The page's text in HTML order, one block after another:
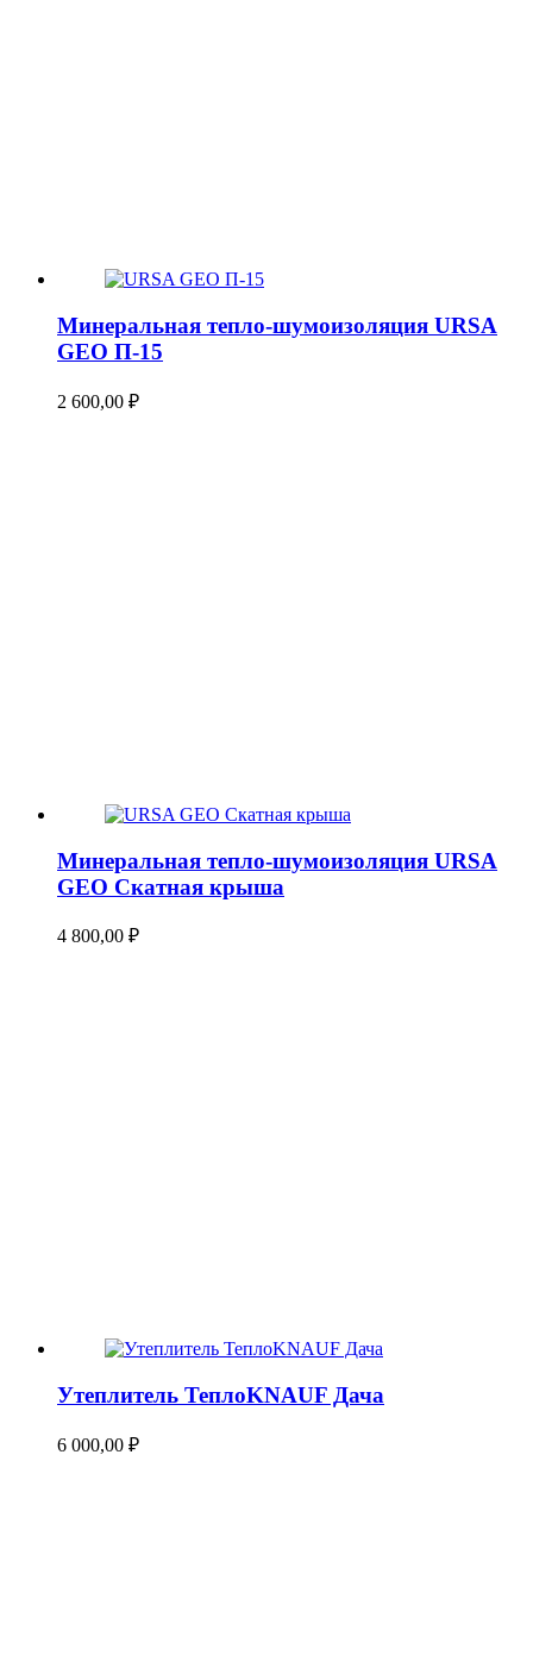
Минеральная тепло-шумоизоляция URSA
GEO П-15
2 600,00 ₽
Минеральная тепло-шумоизоляция URSA
GEO Скатная крыша
4 800,00 ₽
Утеплитель ТеплоKNAUF Дача
6 000,00 ₽